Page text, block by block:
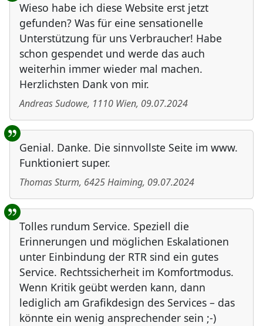
Wieso habe ich diese Website erst jetzt
gefunden? Was für eine sensationelle
Unterstützung für uns Verbraucher! Habe
schon gespendet und werde das auch
weiterhin immer wieder mal machen.
Herzlichsten Dank von mir.
Andreas Sudowe, 1110 Wien, 09.07.2024
Genial. Danke. Die sinnvollste Seite im www.
Funktioniert super.
Thomas Sturm, 6425Haiming, 09.07.2024
Tolles rundum Service. Speziell die
Erinnerungen und möglichen Eskalationen
unter Einbindung der RTR sind ein gutes
Service. Rechtssicherheit im Komfortmodus.
Wenn Kritik geübt werden kann, dann
lediglich am Grafikdesign des Services – das
könnte ein wenig ansprechender sein ;-)